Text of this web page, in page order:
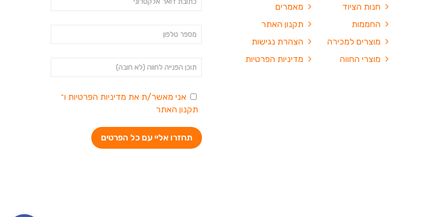
מאמרים
תקנון האתר
הצהרת נגישות
מדיניות הפרטיות
חנות הציוד
החממות
מוצרים למכירה
מוצרי החווה
אני מאשר/ת את מדיניות הפרטיות ו־
תקנון האתר